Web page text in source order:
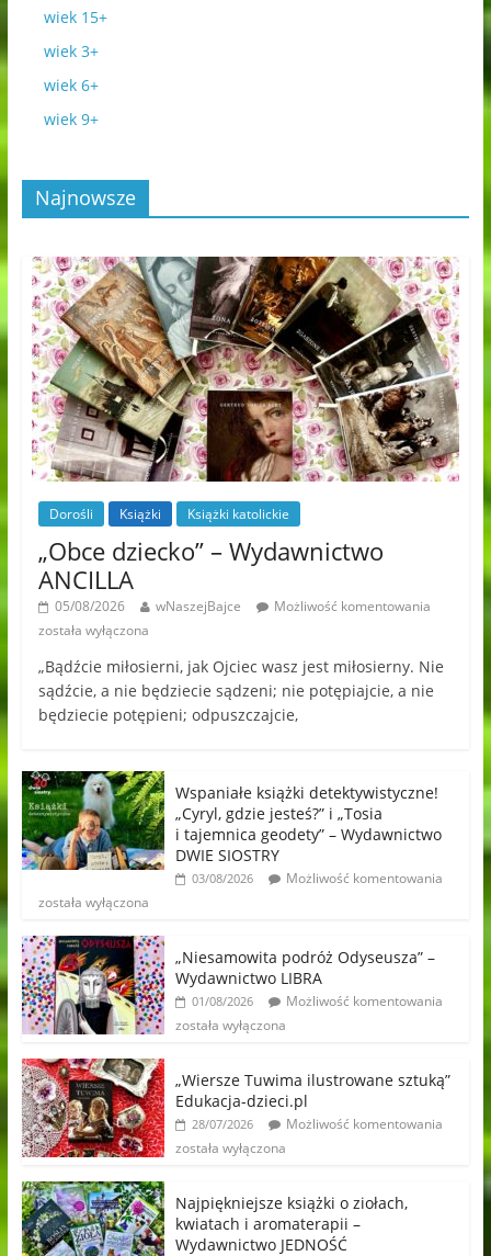
wiek 15+
wiek 3+
wiek 6+
wiek 9+
Najnowsze
Dorośli Książki Książki katolickie
„Obce dziecko” – Wydawnictwo
ANCILLA
05/08/2026 wNaszejBajce
Możliwość komentowania
została wyłączona
„Bądźcie miłosierni, jak Ojciec wasz jest miłosierny. Nie
sądźcie, a nie będziecie sądzeni; nie potępiajcie, a nie
będziecie potępieni; odpuszczajcie,
Wspaniałe książki detektywistyczne!
„Cyryl, gdzie jesteś?” i „Tosia
i tajemnica geodety” – Wydawnictwo
DWIE SIOSTRY
03/08/2026
Możliwość komentowania
została wyłączona
„Niesamowita podróż Odyseusza” –
Wydawnictwo LIBRA
01/08/2026
Możliwość komentowania
została wyłączona
„Wiersze Tuwima ilustrowane sztuką”
Edukacja-dzieci.pl
28/07/2026
Możliwość komentowania
została wyłączona
Najpiękniejsze książki o ziołach,
kwiatach i aromaterapii –
Wydawnictwo JEDNOŚĆ